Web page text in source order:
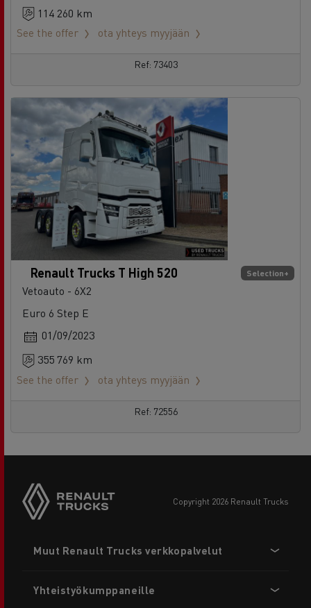
114 260 km
See the offer
ota yhteys myyjään
Ref: 73403
Selection+
Renault Trucks T High 520
Vetoauto - 6X2
Euro 6 Step E
01/09/2023
355 769 km
See the offer
ota yhteys myyjään
Ref: 72556
copyright 2026 Renault Trucks
menu
Muut Renault Trucks verkkopalvelut
Yhteistyökumppaneille